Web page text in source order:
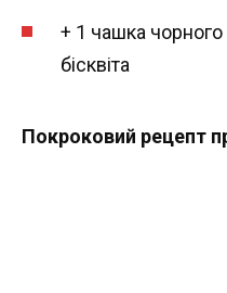
+ 1 чашка
бісквіта
Покроковий рецепт